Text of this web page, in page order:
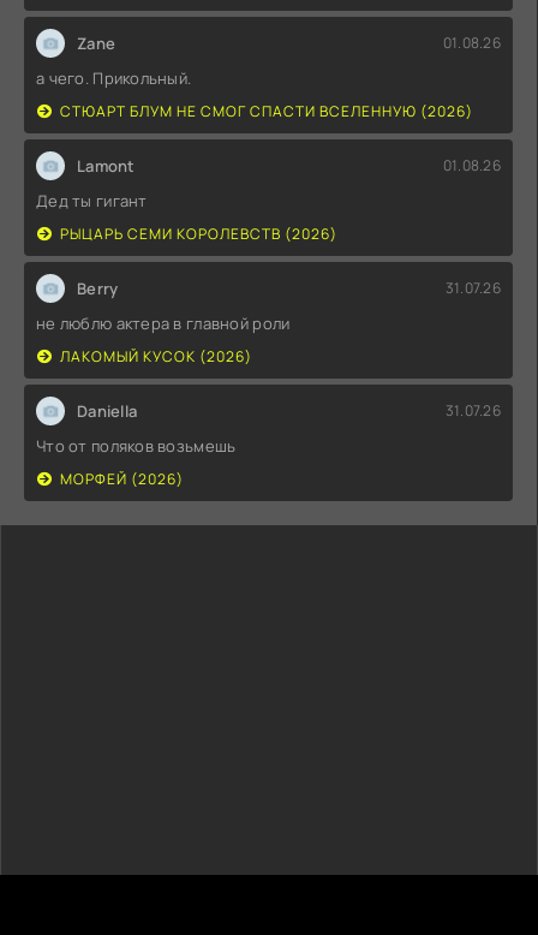
Zane 01.08.26
а чего. Прикольный.
СТЮАРТ БЛУМ НЕ СМОГ СПАСТИ ВСЕЛЕННУЮ (2026)
Lamont 01.08.26
Дед ты гигант
РЫЦАРЬ СЕМИ КОРОЛЕВСТВ (2026)
Berry 31.07.26
не люблю актера в главной роли
ЛАКОМЫЙ КУСОК (2026)
Daniella 31.07.26
Что от поляков возьмешь
МОРФЕЙ (2026)